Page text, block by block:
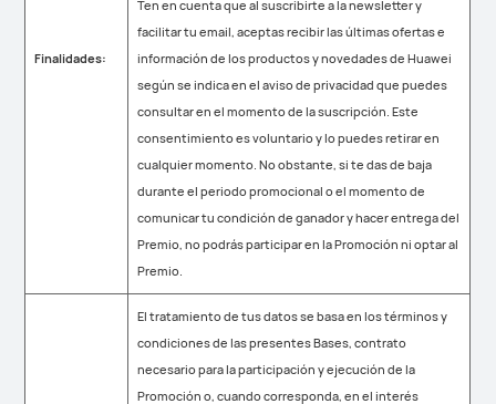
Finalidades:
Ten en cuenta que al suscribirte a la newsletter y
facilitar tu email, aceptas recibir las últimas ofertas e
información de los productos y novedades de Huawei
según se indica en el aviso de privacidad que puedes
consultar en el momento de la suscripción. Este
consentimiento es voluntario y lo puedes retirar en
cualquier momento. No obstante, si te das de baja
durante el periodo promocional o el momento de
comunicar tu condición de ganador y hacer entrega del
Premio, no podrás participar en la Promoción ni optar al
Premio.
El tratamiento de tus datos se basa en los términos y
condiciones de las presentes Bases, contrato
necesario para la participación y ejecución de la
Promoción o, cuando corresponda, en el interés